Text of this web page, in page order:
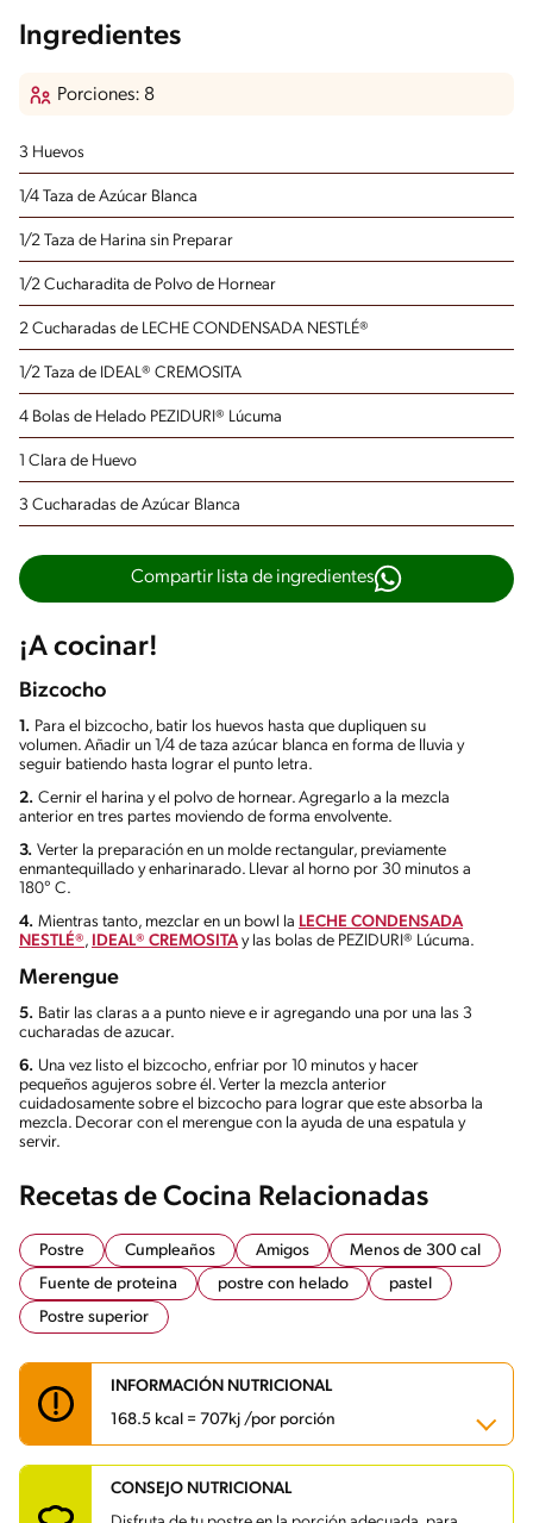
Ingredientes
Porciones: 8
3 Huevos
1/4 Taza de Azúcar Blanca
1/2 Taza de Harina sin Preparar
1/2 Cucharadita de Polvo de Hornear
2 Cucharadas de LECHE CONDENSADA NESTLÉ®
1/2 Taza de IDEAL® CREMOSITA
4 Bolas de Helado PEZIDURI® Lúcuma
1 Clara de Huevo
3 Cucharadas de Azúcar Blanca
Compartir lista de ingredientes
¡A cocinar!
Bizcocho
1. Para el bizcocho, batir los huevos hasta que dupliquen su
volumen. Añadir un 1/4 de taza azúcar blanca en forma de lluvia y
seguir batiendo hasta lograr el punto letra.
2. Cernir el harina y el polvo de hornear. Agregarlo a la mezcla
anterior en tres partes moviendo de forma envolvente.
3. Verter la preparación en un molde rectangular, previamente
enmantequillado y enharinarado. Llevar al horno por 30 minutos a
180° C.
4. Mientras tanto, mezclar en un bowl la LECHE CONDENSADA
NESTLÉ®, IDEAL® CREMOSITAy las bolas de PEZIDURI® Lúcuma.
Merengue
5. Batir las claras a a punto nieve e ir agregando una por una las 3
cucharadas de azucar.
6. Una vez listo el bizcocho, enfriar por 10 minutos y hacer
pequeños agujeros sobre él. Verter la mezcla anterior
cuidadosamente sobre el bizcocho para lograr que este absorba la
mezcla. Decorar con el merengue con la ayuda de una espatula y
servir.
Recetas de Cocina Relacionadas
Postre Cumpleaños Amigos
Menos de 300 cal
Fuente de proteina
postre con helado
pastel
Postre superior
INFORMACIÓN NUTRICIONAL
168.5 kcal = 707kj /por porción
Carbohidratos 24.9 g
Energía 168.5 kcal
CONSEJO NUTRICIONAL